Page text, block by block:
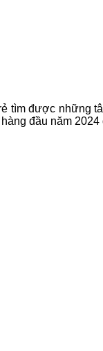
tìm được
đầu năm 2024